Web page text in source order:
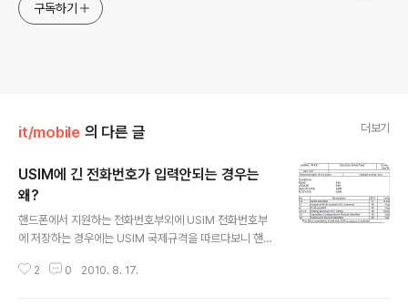
구독하기
it/mobile 의 다른 글 더보기
USIM에 긴 전화번호가 입력안되는 경우는
왜?
핸드폰에서 지원하는 전화번호부외에 USIM 전화번호부
에 저장하는 경우에는 USIM 국제규격을 따르다보니 핸드
화번호를 두개까지만 저장가능하다던지, 주소나 메모 등을
2 0 2010. 8. 17.